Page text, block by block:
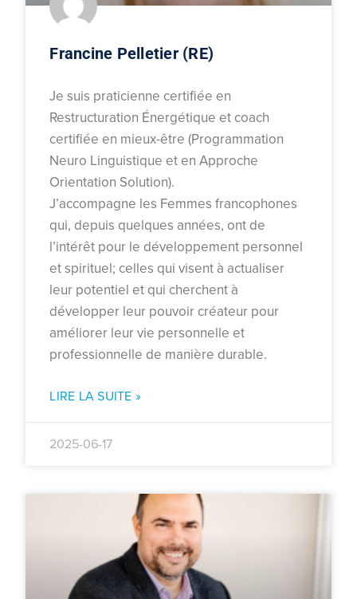
Francine Pelletier (RE)
Je suis praticienne certifiée en
Restructuration Énergétique et coach
certifiée en mieux-être (Programmation
Neuro Linguistique et en Approche
Orientation Solution).
J’accompagne les Femmes francophones
qui, depuis quelques années, ont de
l’intérêt pour le développement personnel
et spirituel; celles qui visent à actualiser
leur potentiel et qui cherchent à
développer leur pouvoir créateur pour
améliorer leur vie personnelle et
professionnelle de manière durable.
LIRE LA SUITE »
2025-06-17